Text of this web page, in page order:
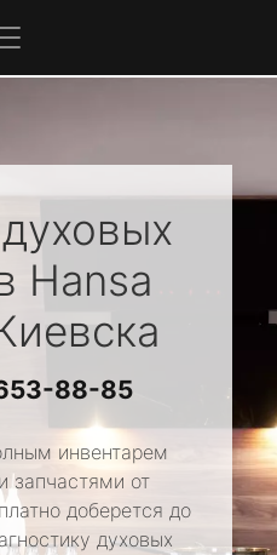
Hansa
88-85
инвентарем
запчастями от
доберется до
духовых